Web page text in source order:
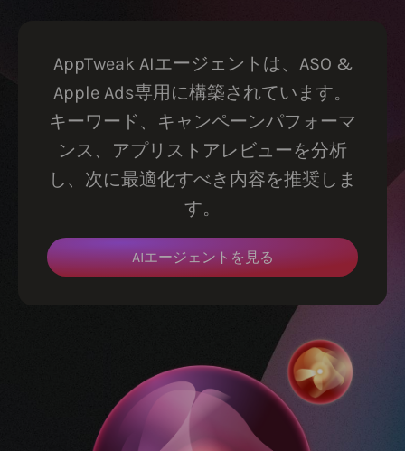
AppTweak AIエージェントは、ASO &
Apple Ads専用に構築されています。
キーワード、キャンペーンパフォーマ
ンス、アプリストアレビューを分析
し、次に最適化すべき内容を推奨しま
す。
AIエージェントを見る